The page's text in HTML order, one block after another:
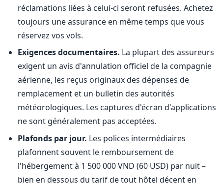
réclamations liées à celui-ci seront refusées. Achetez
toujours une assurance en même temps que vous
réservez vos vols.
Exigences documentaires. La plupart des assureurs
exigent un avis d'annulation officiel de la compagnie
aérienne, les reçus originaux des dépenses de
remplacement et un bulletin des autorités
météorologiques. Les captures d'écran d'applications
ne sont généralement pas acceptées.
Plafonds par jour. Les polices intermédiaires
plafonnent souvent le remboursement de
l'hébergement à 1 500 000 VND (60 USD) par nuit –
bien en dessous du tarif de tout hôtel décent en